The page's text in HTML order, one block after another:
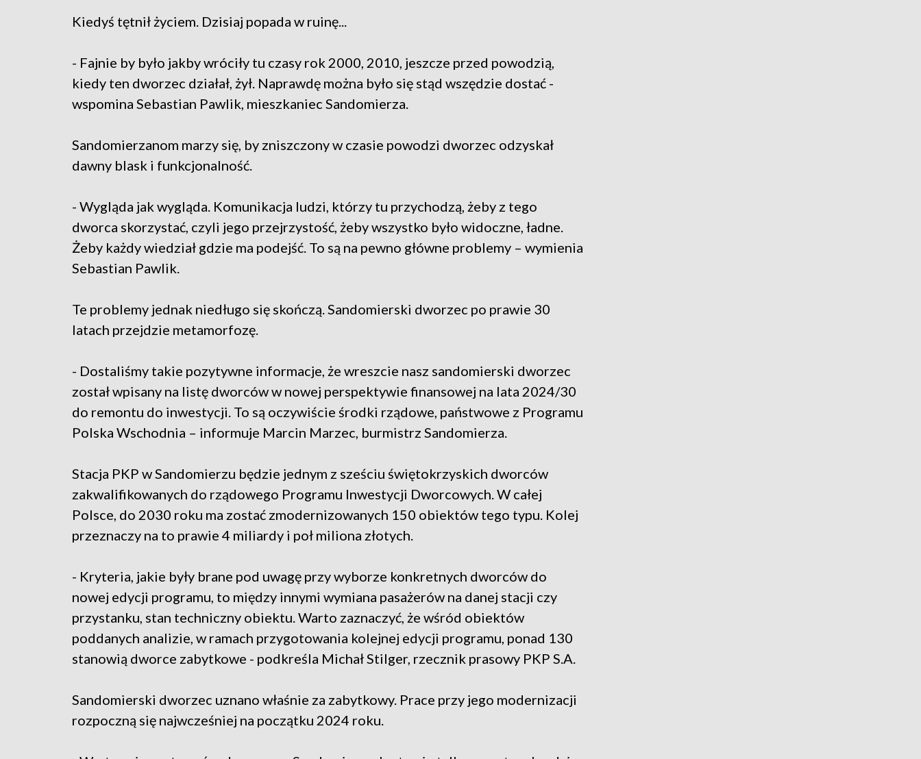
Kiedyś tętnił życiem. Dzisiaj popada w ruinę...
- Fajnie by było jakby wróciły tu czasy rok 2000, 2010, jeszcze przed powodzią,
kiedy ten dworzec działał, żył. Naprawdę można było się stąd wszędzie dostać -
wspomina Sebastian Pawlik, mieszkaniec Sandomierza.
Sandomierzanom marzy się, by zniszczony w czasie powodzi dworzec odzyskał
dawny blask i funkcjonalność.
- Wygląda jak wygląda. Komunikacja ludzi, którzy tu przychodzą, żeby z tego
dworca skorzystać, czyli jego przejrzystość, żeby wszystko było widoczne, ładne.
Żeby każdy wiedział gdzie ma podejść. To są na pewno główne problemy – wymienia
Sebastian Pawlik.
Te problemy jednak niedługo się skończą. Sandomierski dworzec po prawie 30
latach przejdzie metamorfozę.
- Dostaliśmy takie pozytywne informacje, że wreszcie nasz sandomierski dworzec
został wpisany na listę dworców w nowej perspektywie finansowej na lata 2024/30
do remontu do inwestycji. To są oczywiście środki rządowe, państwowe z Programu
Polska Wschodnia – informuje Marcin Marzec, burmistrz Sandomierza.
Stacja PKP w Sandomierzu będzie jednym z sześciu świętokrzyskich dworców
zakwalifikowanych do rządowego Programu Inwestycji Dworcowych. W całej
Polsce, do 2030 roku ma zostać zmodernizowanych 150 obiektów tego typu. Kolej
przeznaczy na to prawie 4 miliardy i poł miliona złotych.
- Kryteria, jakie były brane pod uwagę przy wyborze konkretnych dworców do
nowej edycji programu, to między innymi wymiana pasażerów na danej stacji czy
przystanku, stan techniczny obiektu. Warto zaznaczyć, że wśród obiektów
poddanych analizie, w ramach przygotowania kolejnej edycji programu, ponad 130
stanowią dworce zabytkowe - podkreśla Michał Stilger, rzecznik prasowy PKP S.A.
Sandomierski dworzec uznano właśnie za zabytkowy. Prace przy jego modernizacji
rozpoczną się najwcześniej na początku 2024 roku.